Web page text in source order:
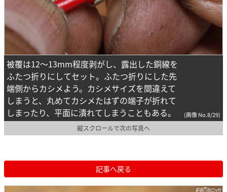
被覆は12～13mm程度剥がし、露出した銅線を
ふたつ折りにしてセット。ふたつ折りにした先
端側からカシメよう。カシメサイズを間違えて
しまうと、丸めてカシメたはずの端子が折れて
しまったり、平面に潰れてしまうこともある。
(画像 No.8/29)
縦スクロールで次の写真へ
記事へ戻る